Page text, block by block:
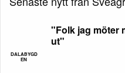
DALABYGD
EN
"Folk jag möter
ut"